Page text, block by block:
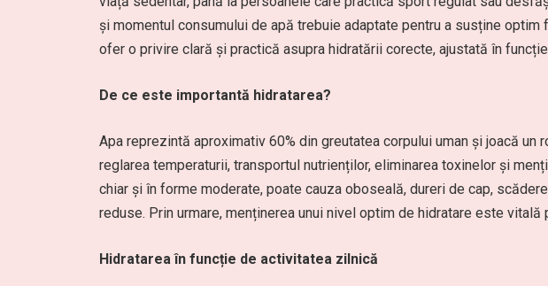
și momentul consumului de apă trebuie adaptate pentru a susține
ofer o privire clară și practică asupra hidratării corecte, ajustată în
De ce este importantă hidratarea?
Apa reprezintă aproximativ 60% din greutatea corpului uman și joacă
reglarea temperaturii, transportul nutrienților, eliminarea toxinelor și
chiar și în forme moderate, poate cauza oboseală, dureri de cap,
reduse. Prin urmare, menținerea unui nivel optim de hidratare este
Hidratarea în funcție de activitatea zilnică